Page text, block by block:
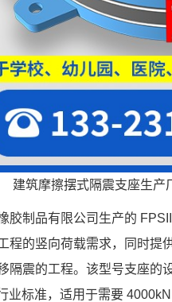
建筑摩擦摆式隔震支座生产
胶制品有限公司生产的
程的竖向荷载需求，同时提
隔震的工程。该型号支座的
业标准，适用于需要